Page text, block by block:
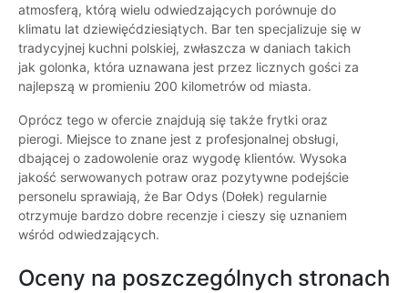
atmosferą, którą wielu odwiedzających porównuje do
klimatu lat dziewięćdziesiątych. Bar ten specjalizuje się w
tradycyjnej kuchni polskiej, zwłaszcza w daniach takich
jak golonka, która uznawana jest przez licznych gości za
najlepszą w promieniu 200 kilometrów od miasta.
Oprócz tego w ofercie znajdują się także frytki oraz
pierogi. Miejsce to znane jest z profesjonalnej obsługi,
dbającej o zadowolenie oraz wygodę klientów. Wysoka
jakość serwowanych potraw oraz pozytywne podejście
personelu sprawiają, że Bar Odys (Dołek) regularnie
otrzymuje bardzo dobre recenzje i cieszy się uznaniem
wśród odwiedzających.
Oceny na poszczególnych stronach